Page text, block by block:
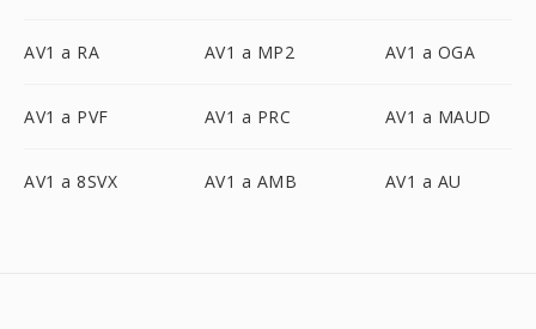
AV1 a RA AV1 a MP2 AV1 a OGA
AV1 a PVF AV1 a PRC AV1 a MAUD
AV1 a 8SVX AV1 a AMB AV1 a AU